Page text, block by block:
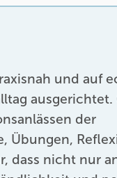
und auf
der
Übungen,
dass nicht nur